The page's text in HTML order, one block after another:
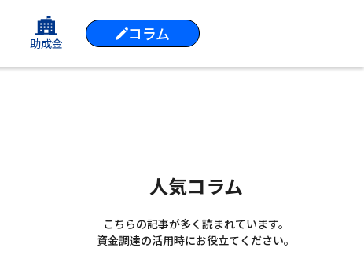
助成金 コラム
人気コラム
こちらの記事が多く読まれています。
資金調達の活用時にお役立てください。